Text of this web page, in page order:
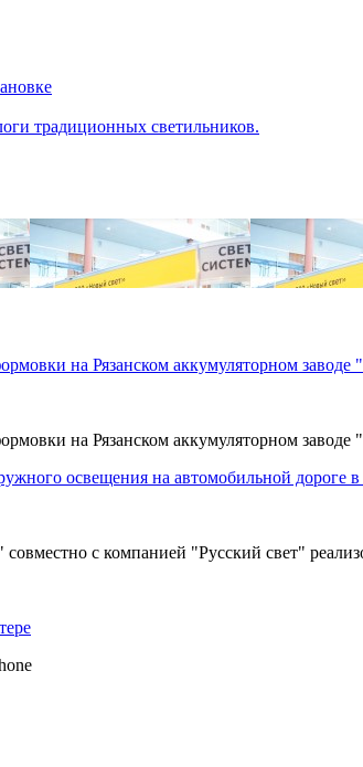
традиционных светильников.
на Рязанском аккумуляторном заводе
на Рязанском аккумуляторном заводе
освещения на автомобильной дороге
с компанией "Русский свет"